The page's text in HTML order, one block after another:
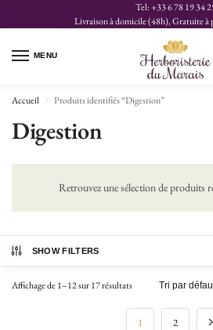
Tel: +33 6 78 19 34
Livraison à domicile (48h), Gratuite à
MENU
Accueil / Produits identifiés “Digestion”
Digestion
Retrouvez une sélection de produits
SHOW FILTERS
Affichage de 1–12 sur 17 résultats
1 2